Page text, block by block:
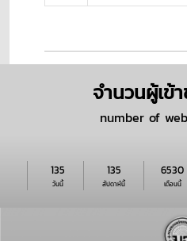
จำนวนผู้เข้
number of
วันนี้
135
สัปดาห์นี้
135
เดือนนี้
6530